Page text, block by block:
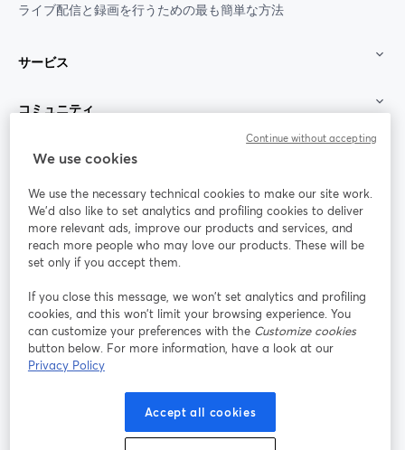
ライブ配信と録画を行うための最も簡単な方法
サービス
コミュニティ
StreamYard：
参加する
ライ
ンセ
ミナ
ー
Facebook
新しいタブで開く(Twitter)
YouTube
Instagram
新しいタブで開く
LinkedIn
新しいタブで開く
プラットフォーム利用規約
We use cookies
We use the necessary technical cookies to make our site work.
We'd also like to set analytics and profiling cookies to deliver
more relevant ads, improve our products and services, and
reach more people who may love our products. These will be
set only if you accept them.
If you close this message, we won’t set analytics and profiling
cookies, and this won’t limit your browsing experience. You
can customize your preferences with the Customize cookies
button below. For more information, have a look at our
Privacy Policy
Accept all cookies
Continue without accepting